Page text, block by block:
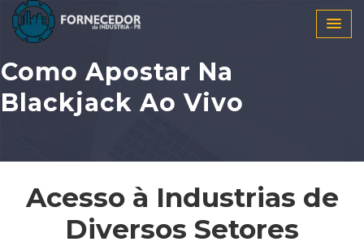
Como Apostar Na
Blackjack Ao Vivo
Acesso à Industrias de
Diversos Setores